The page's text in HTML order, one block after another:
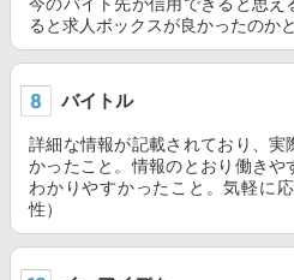
ると求人ボックスが良かったのか
バイトル
詳細な情報が記載されており、実
かったこと。情報のとおり働き
わかりやすかったこと。気軽に
性）